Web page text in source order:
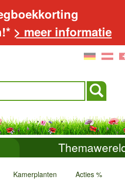
> meer informatie
Kamerplanten Acties %